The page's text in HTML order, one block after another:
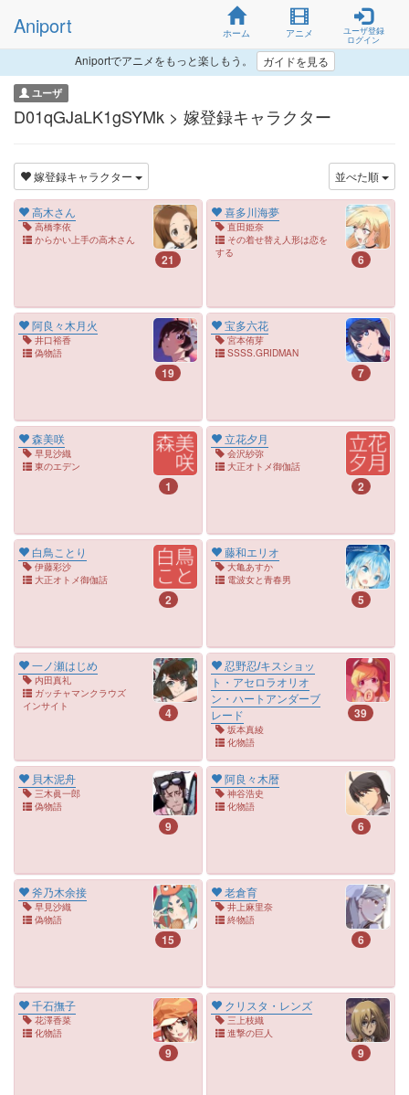
Aniport ホーム アニメ
ユーザ登録
ログイン
Aniportでアニメをもっと楽しもう。 ガイドを見る
ユーザ
D01qGJaLK1gSYMk > 嫁登録キャラクター
嫁登録キャラクター 並べた順
高木さん
高橋李依
からかい上手の高木さん
21
喜多川海夢
直田姫奈
その着せ替え人形は恋を
する
6
阿良々木月火
井口裕香
偽物語
19
宝多六花
宮本侑芽
SSSS.GRIDMAN
7
森美咲
早見沙織
東のエデン
1
立花夕月
会沢紗弥
大正オトメ御伽話
2
白鳥ことり
伊藤彩沙
大正オトメ御伽話
2
藤和エリオ
大亀あすか
電波女と青春男
5
一ノ瀬はじめ
内田真礼
ガッチャマンクラウズ
インサイト
4
忍野忍/キスショッ
ト・アセロラオリオ
ン・ハートアンダーブ
レード
坂本真綾
化物語
39
貝木泥舟
三木眞一郎
偽物語
9
阿良々木暦
神谷浩史
化物語
6
斧乃木余接
早見沙織
偽物語
15
老倉育
井上麻里奈
終物語
6
千石撫子
花澤香菜
化物語
9
クリスタ・レンズ
三上枝織
進撃の巨人
9